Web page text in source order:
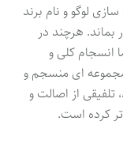
لوگو و نام برند
بماند. هرچند در
انسجام کلی و
ای منسجم و
از اصالت و
کرده است.